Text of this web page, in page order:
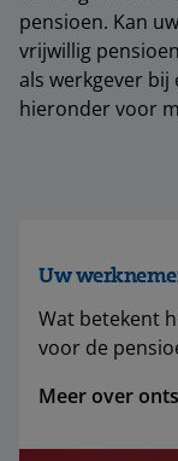
pensioen. Kan
vrijwillig
als werkgever bij
hieronder voor
Uw
Wat betekent
voor de
Meer over